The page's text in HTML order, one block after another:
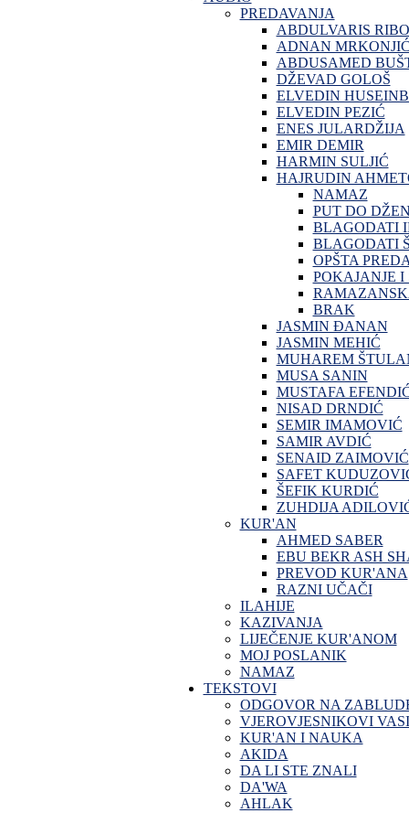
PREDAVANJA
ABDULVARIS RIBO
ADNAN MRKONJIĆ
ABDUSAMED
DŽEVAD GOLOŠ
ELVEDIN
ELVEDIN PEZIĆ
ENES JULARDŽIJA
EMIR DEMIR
HARMIN SULJIĆ
HAJRUDIN
NAMAZ
PUT DO
BLAGODATI
BLAGODATI
OPŠTA
POKAJANJE I
BRAK
JASMIN ĐANAN
JASMIN MEHIĆ
MUHAREM
MUSA SANIN
MUSTAFA
NISAD DRNDIĆ
SEMIR IMAMOVIĆ
SAMIR AVDIĆ
SENAID ZAIMOVIĆ
SAFET
ŠEFIK KURDIĆ
ZUHDIJA
KUR'AN
AHMED SABER
EBU BEKR ASH
PREVOD KUR'ANA
RAZNI UČAČI
ILAHIJE
KAZIVANJA
LIJEČENJE KUR'ANOM
MOJ POSLANIK
NAMAZ
TEKSTOVI
ODGOVOR NA
VJEROVJESNIKOVI
KUR'AN I NAUKA
AKIDA
DA LI STE ZNALI
DA'WA
AHLAK